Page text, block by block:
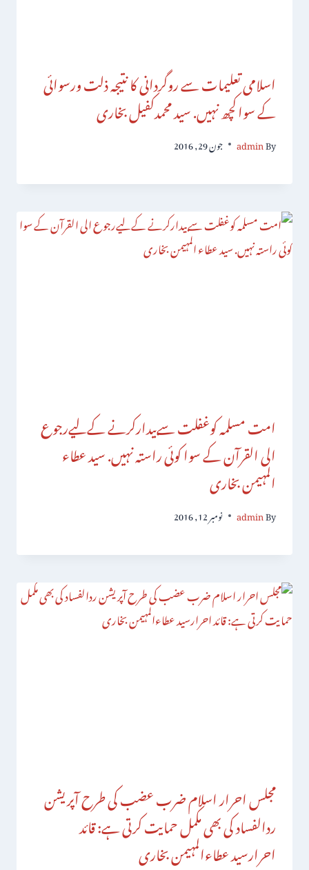
اسلامی تعلیمات سے روگردانی کا نتیجہ ذلت ورسوائی
کے سواکچھ نہیں. سید محمدکفیل بخاری
By
admin جون 29, 2016
امت مسلمہ کوغفلت سےبیدارکرنے کےلیےرجوع
الی القرآن کے سوا کوئی راستہ نہیں. سید عطاء
المہیمن بخاری
By
admin نومبر 12, 2016
مجلس احرار اسلام ضرب عضب کی طرح آپریشن
ردالفساد کی بھی مکمل حمایت کرتی ہے: قائد
احرارسید عطاءالمہیمن بخاری